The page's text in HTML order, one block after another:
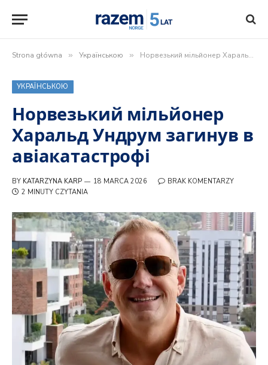
Strona główna » Українською » Норвезький мільйонер Харальд Ундрум загинув в авіакатастрофі
УКРАЇНСЬКОЮ
Норвезький мільйонер
Харальд Ундрум загинув в
авіакатастрофі
BY KATARZYNA KARP 18 MARCA 2026
BRAK KOMENTARZY
2 MINUTY CZYTANIA